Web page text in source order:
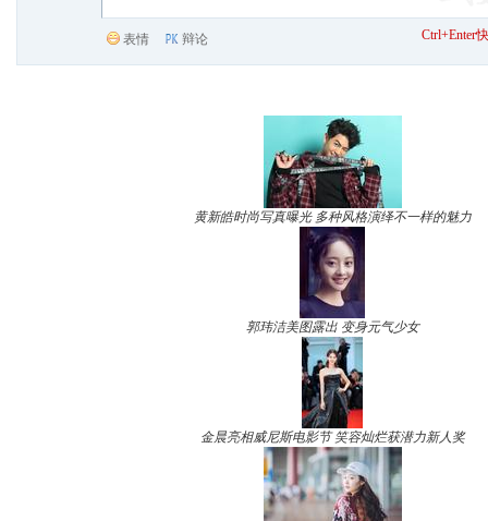
表情 辩论 Ctrl+Enter
黄新皓时尚写真曝光 多种风格演绎不一样的魅力
郭玮洁美图露出 变身元气少女
金晨亮相威尼斯电影节 笑容灿烂获潜力新人奖